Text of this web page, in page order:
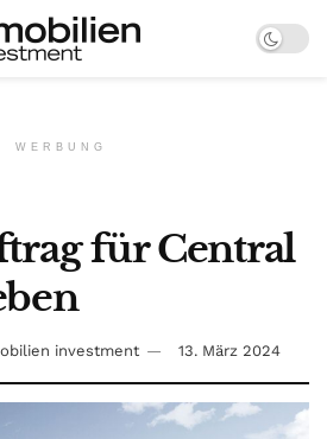
WERBUNG
für Central
investment 13. März 2024